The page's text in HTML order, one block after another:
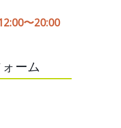
〜20:00
ーム